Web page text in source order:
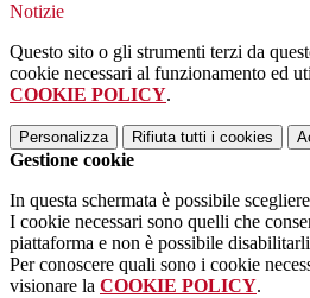
Notizie
Questo sito o gli strumenti terzi da
cookie necessari al funzionamento ed
COOKIE POLICY.
Personalizza Rifiuta tutti i cookies
Gestione cookie
In questa schermata è possibile
I cookie necessari sono quelli che
piattaforma e non è possibile
Per conoscere quali sono i cookie
visionare la COOKIE POLICY.